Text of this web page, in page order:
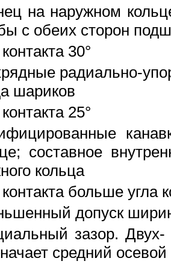
на наружном
с обеих сторон
30°
радиально-
шариков
25°
составное
кольца
контакта больше угла
допуск
зазор.
средний